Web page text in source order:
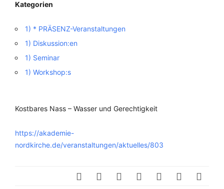
Kategorien
1) * PRÄSENZ-Veranstaltungen
1) Diskussion:en
1) Seminar
1) Workshop:s
Kostbares Nass – Wasser und Gerechtigkeit
https://akademie-
nordkirche.de/veranstaltungen/aktuelles/803